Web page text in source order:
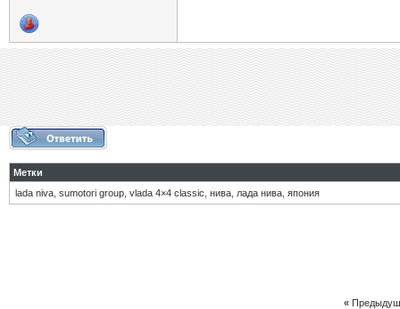
Метки
lada niva sumotori group vlada 4×4 classic нива лада нива япония
«